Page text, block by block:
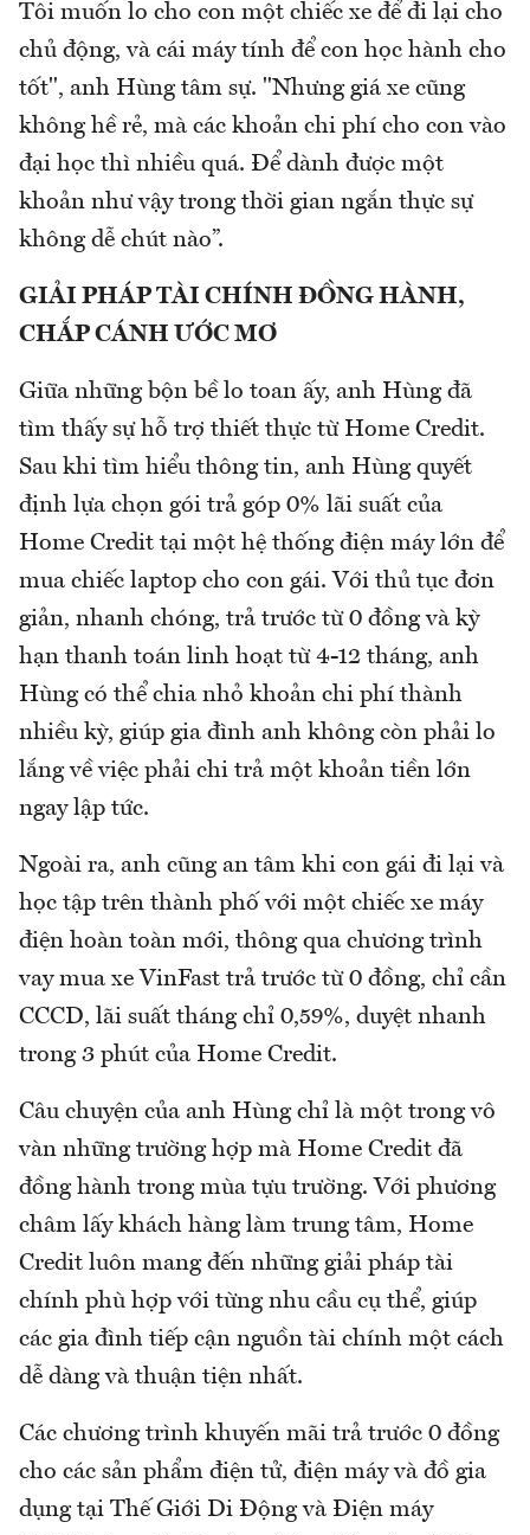
Tôi muốn lo cho con một chiếc xe để đi lại cho
chủ động, và cái máy tính để con học hành cho
tốt", anh Hùng tâm sự. "Nhưng giá xe cũng
không hề rẻ, mà các khoản chi phí cho con vào
đại học thì nhiều quá. Để dành được một
khoản như vậy trong thời gian ngắn thực sự
không dễ chút nào”.
GIẢI PHÁP TÀI CHÍNH ĐỒNG HÀNH,
CHẮP CÁNH ƯỚC MƠ
Giữa những bộn bề lo toan ấy, anh Hùng đã
tìm thấy sự hỗ trợ thiết thực từ Home Credit.
Sau khi tìm hiểu thông tin, anh Hùng quyết
định lựa chọn gói trả góp 0% lãi suất của
Home Credit tại một hệ thống điện máy lớn để
mua chiếc laptop cho con gái. Với thủ tục đơn
giản, nhanh chóng, trả trước từ 0 đồng và kỳ
hạn thanh toán linh hoạt từ 4-12 tháng, anh
Hùng có thể chia nhỏ khoản chi phí thành
nhiều kỳ, giúp gia đình anh không còn phải lo
lắng về việc phải chi trả một khoản tiền lớn
ngay lập tức.
Ngoài ra, anh cũng an tâm khi con gái đi lại và
học tập trên thành phố với một chiếc xe máy
điện hoàn toàn mới, thông qua chương trình
vay mua xe VinFast trả trước từ 0 đồng, chỉ cần
CCCD, lãi suất tháng chỉ 0,59%, duyệt nhanh
trong 3 phút của Home Credit.
Câu chuyện của anh Hùng chỉ là một trong vô
vàn những trường hợp mà Home Credit đã
đồng hành trong mùa tựu trường. Với phương
châm lấy khách hàng làm trung tâm, Home
Credit luôn mang đến những giải pháp tài
chính phù hợp với từng nhu cầu cụ thể, giúp
các gia đình tiếp cận nguồn tài chính một cách
dễ dàng và thuận tiện nhất.
Các chương trình khuyến mãi trả trước 0 đồng
cho các sản phẩm điện tử, điện máy và đồ gia
dụng tại Thế Giới Di Động và Điện máy